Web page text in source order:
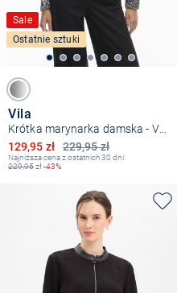
Sale
Ostatnie sztuki
Vila
Krótka marynarka damska - VIFath
229,95 zł
Obniżona cena
129,95 zł
Najniższa cena z ostatnich 30 dni:
229,95zł-43%